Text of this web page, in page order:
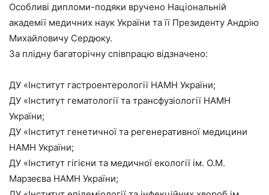
Особливі дипломи-подяки вручено Національній
академії медичних наук України та її Президенту Андрію
Михайловичу Сердюку.
За плідну багаторічну співпрацю відзначено:
ДУ «Інститут гастроентерології НАМН України;
ДУ «Інститут гематології та трансфузіології НАМН
України;
ДУ «Інститут генетичної та регенеративної медицини
НАМН України;
ДУ «Інститут гігієни та медичної екології ім. О.М.
Марзеєва НАМН України;